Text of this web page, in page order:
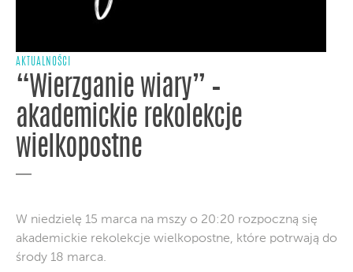
AKTUALNOŚCI
“Wierzganie wiary” –
akademickie rekolekcje
wielkopostne
W niedzielę 15 marca na mszy o 20:20 rozpoczną się
akademickie rekolekcje wielkopostne, które potrwają do
środy 18 marca.